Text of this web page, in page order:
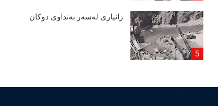
زانیاری لەسەر بەنداوی دوكان